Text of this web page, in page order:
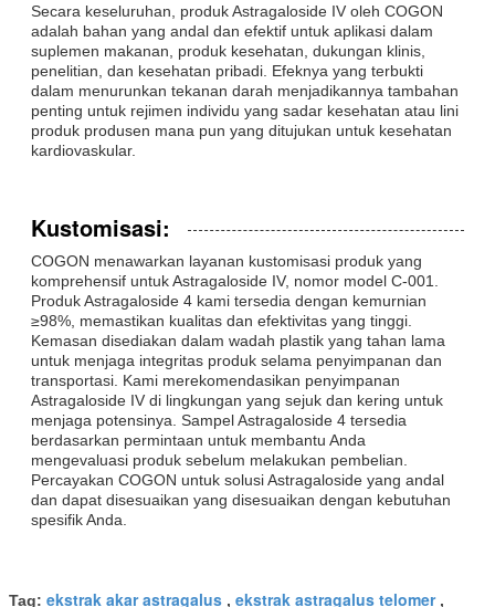
Secara keseluruhan, produk Astragaloside IV oleh COGON
adalah bahan yang andal dan efektif untuk aplikasi dalam
suplemen makanan, produk kesehatan, dukungan klinis,
penelitian, dan kesehatan pribadi. Efeknya yang terbukti
dalam menurunkan tekanan darah menjadikannya tambahan
penting untuk rejimen individu yang sadar kesehatan atau lini
produk produsen mana pun yang ditujukan untuk kesehatan
kardiovaskular.
Kustomisasi:
COGON menawarkan layanan kustomisasi produk yang
komprehensif untuk Astragaloside IV, nomor model C-001.
Produk Astragaloside 4 kami tersedia dengan kemurnian
≥98%, memastikan kualitas dan efektivitas yang tinggi.
Kemasan disediakan dalam wadah plastik yang tahan lama
untuk menjaga integritas produk selama penyimpanan dan
transportasi. Kami merekomendasikan penyimpanan
Astragaloside IV di lingkungan yang sejuk dan kering untuk
menjaga potensinya. Sampel Astragaloside 4 tersedia
berdasarkan permintaan untuk membantu Anda
mengevaluasi produk sebelum melakukan pembelian.
Percayakan COGON untuk solusi Astragaloside yang andal
dan dapat disesuaikan yang disesuaikan dengan kebutuhan
spesifik Anda.
Tag: ekstrak akar astragalus , ekstrak astragalus telomer,